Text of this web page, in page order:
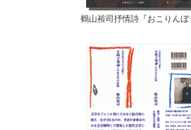
鶴山裕司抒情詩『おこりんぼ